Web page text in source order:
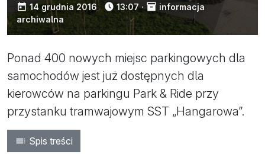
opublikowano:
14 grudnia 2016 13:07·
informacja
archiwalna
Ponad 400 nowych miejsc parkingowych dla
samochodów jest już dostępnych dla
kierowców na parkingu Park & Ride przy
przystanku tramwajowym SST „Hangarowa”.
Spis treści